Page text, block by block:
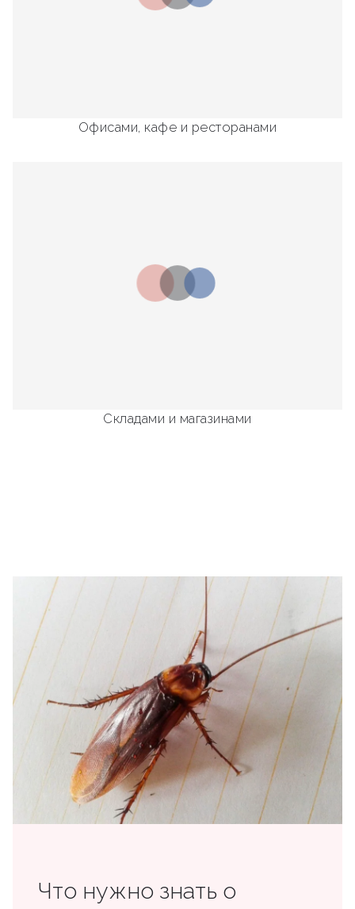
Офисами, кафе и ресторанами
Складами и магазинами
Что нужно знать о